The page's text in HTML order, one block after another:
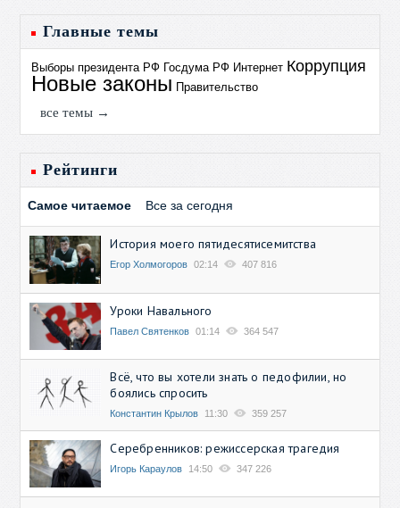
Главные темы
Выборы президента РФ Госдума РФ Интернет Коррупция
Новые законы Правительство
все темы →
Рейтинги
Самое читаемое Все за сегодня
История моего пятидесятисемитства
Егор Холмогоров 02:14 407 816
Уроки Навального
Павел Святенков 01:14 364 547
Всё, что вы хотели знать о педофилии, но
боялись спросить
Константин Крылов 11:30 359 257
Серебренников: режиссерская трагедия
Игорь Караулов 14:50 347 226